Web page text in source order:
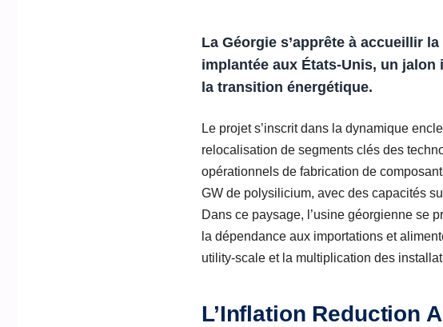
La Géorgie s’apprête à accueillir
implantée aux États-Unis, un
la transition énergétique.
Le projet s’inscrit dans la dynamique
relocalisation de segments clés des
opérationnels de fabrication de
GW de polysilicium, avec des capacités
Dans ce paysage, l’usine géorgienne se
la dépendance aux importations et
utility-scale et la multiplication des
L’Inflation Reduction